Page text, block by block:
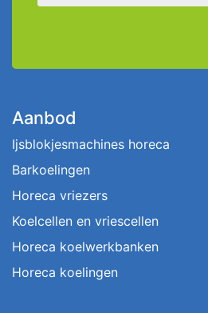
Aanbod
Ijsblokjesmachines horeca
Barkoelingen
Horeca vriezers
Koelcellen en vriescellen
Horeca koelwerkbanken
Horeca koelingen